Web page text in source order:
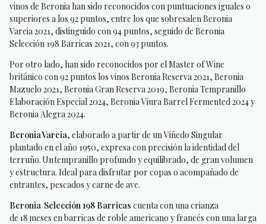
vinos de Beronia han sido reconocidos con puntuaciones iguales o
superiores a los 92 puntos, entre los que sobresalen Beronia
Vareia 2021, distinguido con 94 puntos, seguido de Beronia
Selección 198 Barricas 2021, con 93 puntos.
Por otro lado, han sido reconocidos por el Master of Wine
británico con 92 puntos los vinos Beronia Reserva 2021, Beronia
Mazuelo 2021, Beronia Gran Reserva 2019, Beronia Tempranillo
Elaboración Especial 2024, Beronia Viura Barrel Fermented 2024 y
Beronia Alegra 2024.
Beronia Vareia, elaborado a partir de un Viñedo Singular
plantado en el año 1950, expresa con precisión la identidad del
terruño. Un tempranillo profundo y equilibrado, de gran volumen
y estructura. Ideal para disfrutar por copas o acompañado de
entrantes, pescados y carne de ave.
Beronia Selección 198 Barricas cuenta con una crianza
de 18 meses en barricas de roble americano y francés con una larga